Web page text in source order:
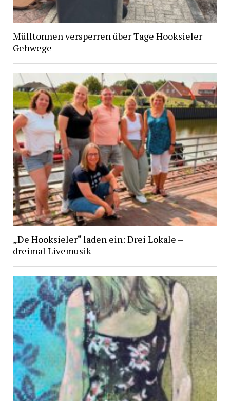
Mülltonnen versperren über Tage Hooksieler
Gehwege
„De Hooksieler“ laden ein: Drei Lokale –
dreimal Livemusik